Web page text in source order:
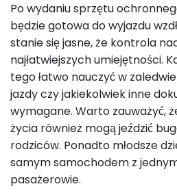
Po wydaniu sprzętu
będzie gotowa do wyjazdu
stanie się jasne, że kontrola
najłatwiejszych umiejętności.
tego łatwo nauczyć w
jazdy czy jakiekolwiek inne
wymagane. Warto zauważyć,
życia również mogą jeździć
rodziców. Ponadto młodsze
samym samochodem z
pasażerowie.